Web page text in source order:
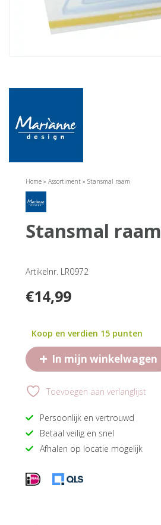
Home » Assortiment » Stansmal raam
stansmal raam
Artikelnr. LR0972
€14,99
Koop en verdien 15 punten
+ In mijn winkelwagen
Toevoegen aan verlanglijst
Persoonlijk en vertrouwd
Betaal veilig en snel
Afhalen op locatie mogelijk